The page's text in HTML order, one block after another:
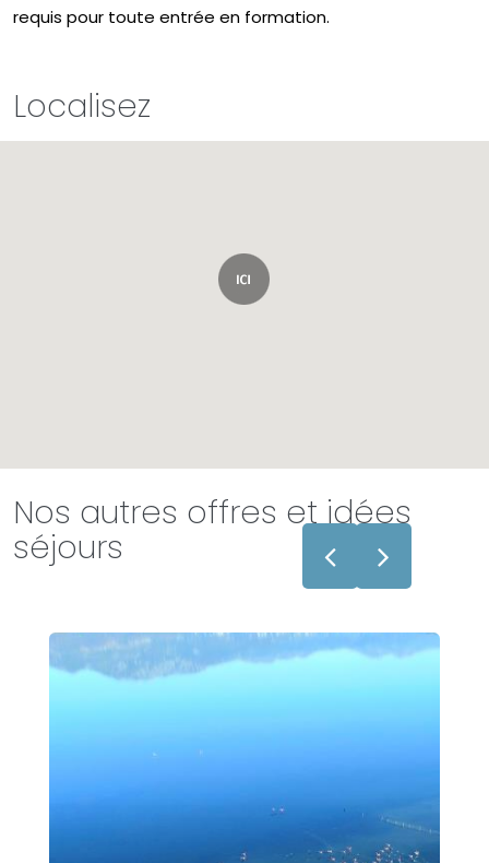
requis pour toute entrée en formation.
Localisez
Nos autres offres et idées
séjours